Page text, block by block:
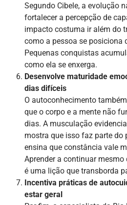
Segundo Cibele, a evolução
fortalecer a percepção de
impacto costuma ir além do
como a pessoa se posiciona
Pequenas conquistas
como ela se enxerga.
Desenvolve maturidade
dias difíceis
O autoconhecimento
que o corpo e a mente não
dias. A musculação
mostra que isso faz parte do
ensina que constância vale
Aprender a continuar
é uma lição que transborda
Incentiva práticas de
estar geral